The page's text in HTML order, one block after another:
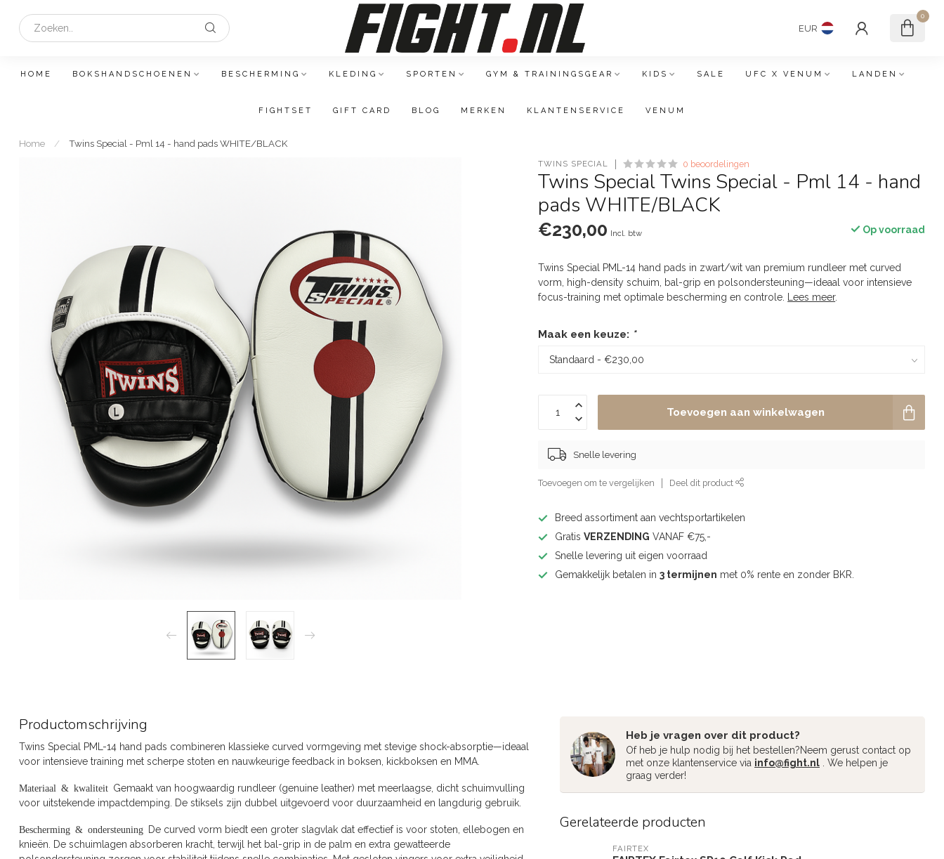
EUR
0
HOME BOKSHANDSCHOENEN BESCHERMING KLEDING SPORTEN GYM & TRAININGSGEAR KIDS SALE UFC X VENUM LANDEN
FIGHTSET GIFT CARD BLOG MERKEN KLANTENSERVICE VENUM
Home / Twins Special - Pml 14 - hand pads WHITE/BLACK
TWINS SPECIAL 0 beoordelingen
Twins Special Twins Special - Pml 14 - hand
pads WHITE/BLACK
€230,00 Incl. btw Op voorraad
Twins Special PML-14 hand pads in zwart/wit van premium rundleer met curved
vorm, high-density schuim, bal-grip en polsondersteuning—ideaal voor intensieve
focus-training met optimale bescherming en controle.
Lees meer.
Maak een keuze: *
Toevoegen aan winkelwagen
Snelle levering
Toevoegen om te vergelijken Deel dit product
Breed assortiment aan vechtsportartikelen
GratisVERZENDING VANAF €75,-
Snelle levering uit eigen voorraad
Gemakkelijk betalen in3 termijnen met 0% rente en zonder BKR.
Productomschrijving
Twins Special PML-14 hand pads combineren klassieke curved vormgeving met stevige shock-absorptie—ideaal
voor intensieve training met scherpe stoten en nauwkeurige feedback in boksen, kickboksen en MMA.
Materiaal & kwaliteit Gemaakt van hoogwaardig rundleer (genuine leather) met meerlaagse, dicht schuimvulling
voor uitstekende impactdemping. De stiksels zijn dubbel uitgevoerd voor duurzaamheid en langdurig gebruik.
Bescherming & ondersteuning De curved vorm biedt een groter slagvlak dat effectief is voor stoten, ellebogen en
knieën. De schuimlagen absorberen kracht, terwijl het bal-grip in de palm en extra gewatteerde
Heb je vragen over dit product?
Of heb je hulp nodig bij het bestellen?Neem gerust contact op
met onze klantenservice via info@fight.nl . We helpen je
graag verder!
Gerelateerde producten
FAIRTEX